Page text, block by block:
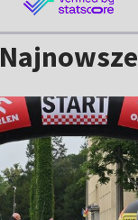
Najnowsze